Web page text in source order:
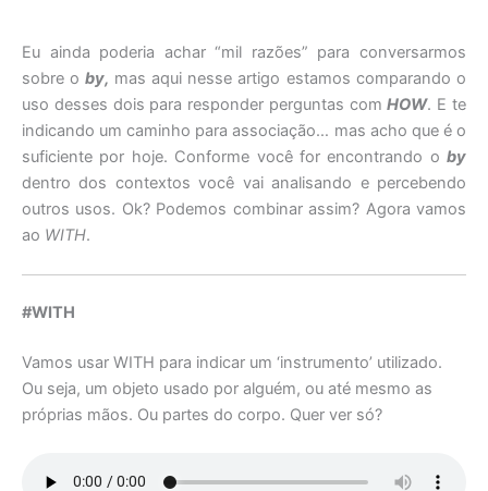
Eu ainda poderia achar “mil razões” para conversarmos
sobre oby, mas aqui nesse artigo estamos comparando o
uso desses dois para responder perguntas comHOW. E te
indicando um caminho para associação… mas acho que é o
suficiente por hoje. Conforme você for encontrando o by
dentro dos contextos você vai analisando e percebendo
outros usos. Ok? Podemos combinar assim? Agora vamos
ao WITH.
#WITH
Vamos usar WITH para indicar um ‘instrumento’ utilizado.
Ou seja, um objeto usado por alguém, ou até mesmo as
próprias mãos. Ou partes do corpo. Quer ver só?